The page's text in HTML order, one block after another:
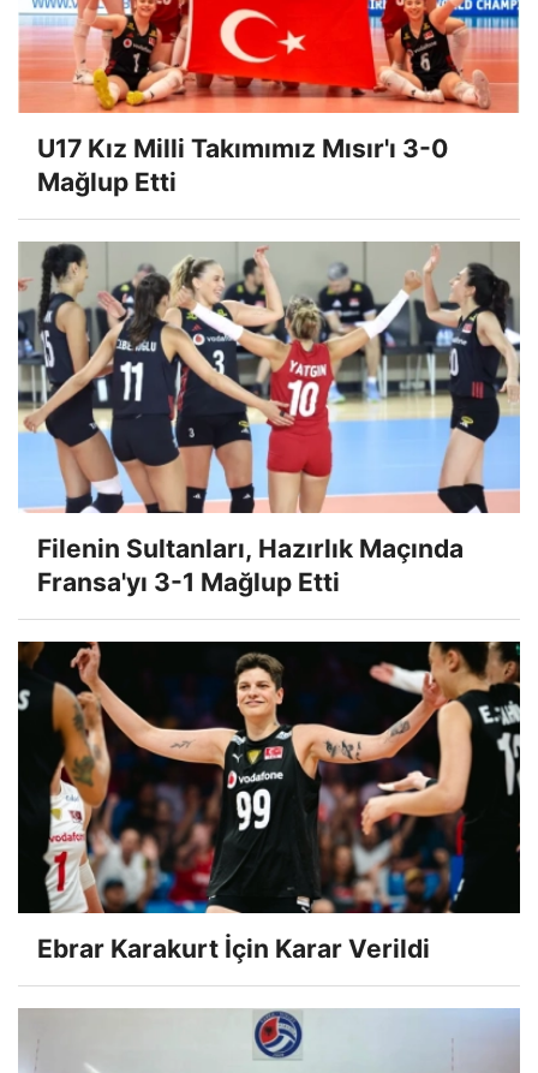
U17 Kız Milli Takımımız Mısır'ı 3-0
Mağlup Etti
Filenin Sultanları, Hazırlık Maçında
Fransa'yı 3-1 Mağlup Etti
Ebrar Karakurt İçin Karar Verildi